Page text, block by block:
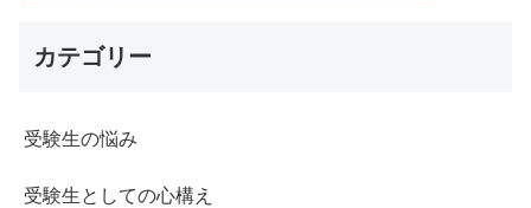
カテゴリー
受験生の悩み
受験生としての心構え